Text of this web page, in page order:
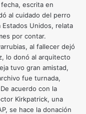
escrita en
al cuidado del perro
Unidos, relata
por contar.
al fallecer dejó
lo donó al arquitecto
tuvo gran amistad,
fue turnada,
acuerdo con la
Kirkpatrick, una
se hace la donación